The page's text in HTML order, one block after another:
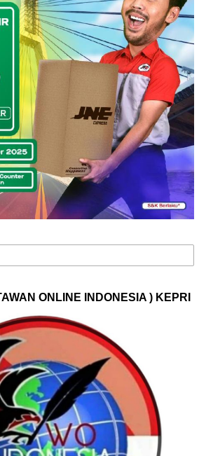
ONLINE INDONESIA ) KEPRI